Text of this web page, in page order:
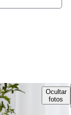
Ocultar
fotos